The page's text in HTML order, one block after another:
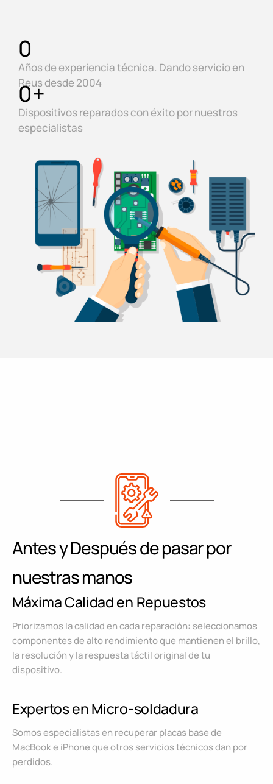
Años de experiencia técnica. Dando servicio en
Reus desde 2004
0
Dispositivos reparados con éxito por nuestros
especialistas
0+
Antes y Después de pasar por
nuestras manos
Máxima Calidad en Repuestos
Priorizamos la calidad en cada reparación: seleccionamos
componentes de alto rendimiento que mantienen el brillo,
la resolución y la respuesta táctil original de tu
dispositivo.
Expertos en Micro-soldadura
Somos especialistas en recuperar placas base de
MacBook e iPhone que otros servicios técnicos dan por
perdidos.